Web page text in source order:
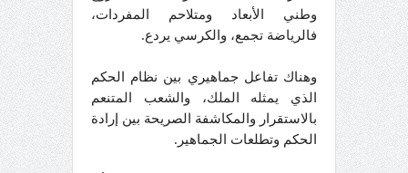
وطني الأبعاد ومتلاحم المفردات،
فالرياضة تجمع، والكرسي يردع.
وهناك تفاعل جماهيري بين نظام الحكم
الذي يمثله الملك، والشعب المتنعم
بالاستقرار والمكاشفة الصريحة بين إرادة
الحكم وتطلعات الجماهير.